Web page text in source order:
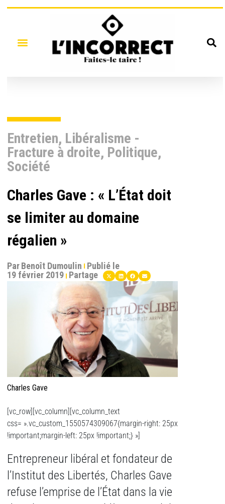
Entretien, Libéralisme -
Fracture à droite, Politique,
Société
Charles Gave : « L’État doit
se limiter au domaine
régalien »
ParBenoît Dumoulin Publié le
19 février 2019 Partage
Charles Gave
[vc_row][vc_column][vc_column_text
css= ».vc_custom_1550574309067{margin-right: 25px
!important;margin-left: 25px !important;} »]
Entrepreneur libéral et fondateur de
l’Institut des Libertés, Charles Gave
refuse l’emprise de l’État dans la vie